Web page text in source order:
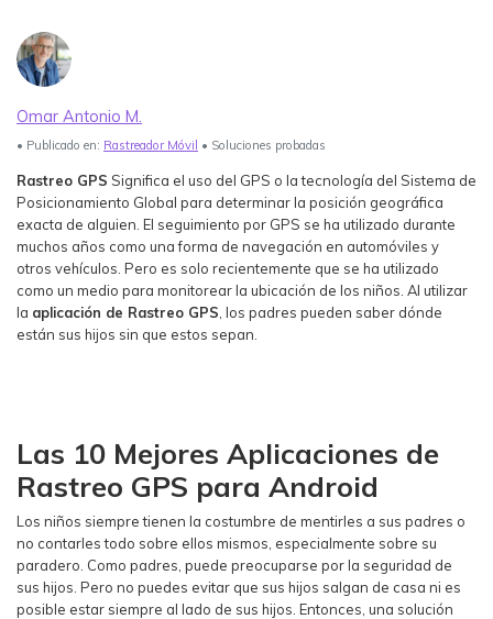
Ver Más >
Guía del Usuario
Ver Más >
search
Omar Antonio M.
• Publicado en: Rastreador Móvil • Soluciones probadas
Rastreo GPS Significa el uso del GPS o la tecnología del Sistema de
Posicionamiento Global para determinar la posición geográfica
exacta de alguien. El seguimiento por GPS se ha utilizado durante
muchos años como una forma de navegación en automóviles y
otros vehículos. Pero es solo recientemente que se ha utilizado
como un medio para monitorear la ubicación de los niños. Al utilizar
la aplicación de Rastreo GPS, los padres pueden saber dónde
están sus hijos sin que estos sepan.
Las 10 Mejores Aplicaciones de
Rastreo GPS para Android
Los niños siempre tienen la costumbre de mentirles a sus padres o
no contarles todo sobre ellos mismos, especialmente sobre su
paradero. Como padres, puede preocuparse por la seguridad de
sus hijos. Pero no puedes evitar que sus hijos salgan de casa ni es
posible estar siempre al lado de sus hijos. Entonces, una solución